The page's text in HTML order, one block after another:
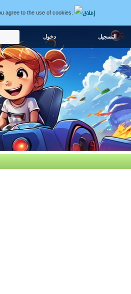
agree to the use of cookies.
التسجيل